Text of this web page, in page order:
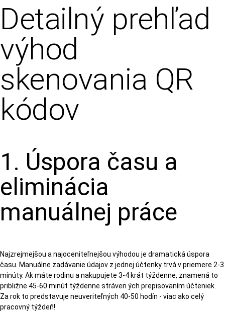
Detailný prehľad
výhod
skenovania QR
kódov
1. Úspora času a
eliminácia
manuálnej práce
Najzrejmejšou a najoceniteľnejšou výhodou je dramatická úspora
času. Manuálne zadávanie údajov z jednej účtenky trvá v priemere 2-3
minúty. Ak máte rodinu a nakupujete 3-4 krát týždenne, znamená to
približne 45-60 minút týždenne stráven ých prepisovaním účteniek.
Za rok to predstavuje neuveriteľných 40-50 hodín - viac ako celý
pracovný týždeň!